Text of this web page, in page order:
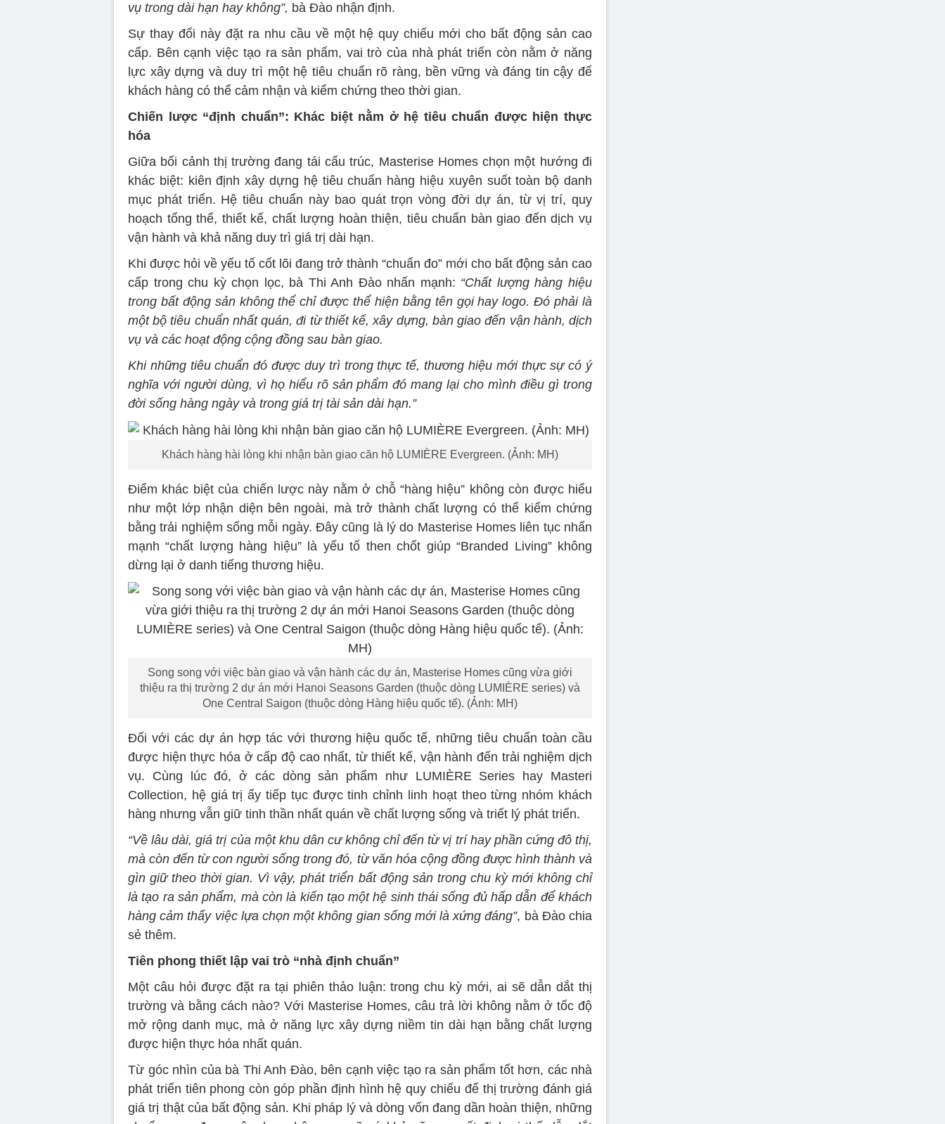
vụ trong dài hạn hay không”, bà Đào nhận định.
Sự thay đổi này đặt ra nhu cầu về một hệ quy chiếu mới cho bất động sản cao
cấp. Bên cạnh việc tạo ra sản phẩm, vai trò của nhà phát triển còn nằm ở năng
lực xây dựng và duy trì một hệ tiêu chuẩn rõ ràng, bền vững và đáng tin cậy để
khách hàng có thể cảm nhận và kiểm chứng theo thời gian.
Chiến lược “định chuẩn”: Khác biệt nằm ở hệ tiêu chuẩn được hiện thực
hóa
Giữa bối cảnh thị trường đang tái cấu trúc, Masterise Homes chọn một hướng đi
khác biệt: kiên định xây dựng hệ tiêu chuẩn hàng hiệu xuyên suốt toàn bộ danh
mục phát triển. Hệ tiêu chuẩn này bao quát trọn vòng đời dự án, từ vị trí, quy
hoạch tổng thể, thiết kế, chất lượng hoàn thiện, tiêu chuẩn bàn giao đến dịch vụ
vận hành và khả năng duy trì giá trị dài hạn.
Khi được hỏi về yếu tố cốt lõi đang trở thành “chuẩn đo” mới cho bất động sản cao
cấp trong chu kỳ chọn lọc, bà Thi Anh Đào nhấn mạnh: “Chất lượng hàng hiệu
trong bất động sản không thể chỉ được thể hiện bằng tên gọi hay logo. Đó phải là
một bộ tiêu chuẩn nhất quán, đi từ thiết kế, xây dựng, bàn giao đến vận hành, dịch
vụ và các hoạt động cộng đồng sau bàn giao.
Khi những tiêu chuẩn đó được duy trì trong thực tế, thương hiệu mới thực sự có ý
nghĩa với người dùng, vì họ hiểu rõ sản phẩm đó mang lại cho mình điều gì trong
đời sống hàng ngày và trong giá trị tài sản dài hạn.”
Khách hàng hài lòng khi nhận bàn giao căn hộ LUMIÈRE Evergreen. (Ảnh: MH)
Điểm khác biệt của chiến lược này nằm ở chỗ “hàng hiệu” không còn được hiểu
như một lớp nhận diện bên ngoài, mà trở thành chất lượng có thể kiểm chứng
bằng trải nghiệm sống mỗi ngày. Đây cũng là lý do Masterise Homes liên tục nhấn
mạnh “chất lượng hàng hiệu” là yếu tố then chốt giúp “Branded Living” không
dừng lại ở danh tiếng thương hiệu.
Song song với việc bàn giao và vận hành các dự án, Masterise Homes cũng vừa giới
thiệu ra thị trường 2 dự án mới Hanoi Seasons Garden (thuộc dòng LUMIÈRE series) và
One Central Saigon (thuộc dòng Hàng hiệu quốc tế). (Ảnh: MH)
Đối với các dự án hợp tác với thương hiệu quốc tế, những tiêu chuẩn toàn cầu
được hiện thực hóa ở cấp độ cao nhất, từ thiết kế, vận hành đến trải nghiệm dịch
vụ. Cùng lúc đó, ở các dòng sản phẩm như LUMIÈRE Series hay Masteri
Collection, hệ giá trị ấy tiếp tục được tinh chỉnh linh hoạt theo từng nhóm khách
hàng nhưng vẫn giữ tinh thần nhất quán về chất lượng sống và triết lý phát triển.
“Về lâu dài, giá trị của một khu dân cư không chỉ đến từ vị trí hay phần cứng đô thị,
mà còn đến từ con người sống trong đó, từ văn hóa cộng đồng được hình thành và
gìn giữ theo thời gian. Vì vậy, phát triển bất động sản trong chu kỳ mới không chỉ
là tạo ra sản phẩm, mà còn là kiến tạo một hệ sinh thái sống đủ hấp dẫn để khách
hàng cảm thấy việc lựa chọn một không gian sống mới là xứng đáng”, bà Đào chia
sẻ thêm.
Tiên phong thiết lập vai trò “nhà định chuẩn”
Một câu hỏi được đặt ra tại phiên thảo luận: trong chu kỳ mới, ai sẽ dẫn dắt thị
trường và bằng cách nào? Với Masterise Homes, câu trả lời không nằm ở tốc độ
mở rộng danh mục, mà ở năng lực xây dựng niềm tin dài hạn bằng chất lượng
được hiện thực hóa nhất quán.
Từ góc nhìn của bà Thi Anh Đào, bên cạnh việc tạo ra sản phẩm tốt hơn, các nhà
phát triển tiên phong còn góp phần định hình hệ quy chiếu để thị trường đánh giá
giá trị thật của bất động sản. Khi pháp lý và dòng vốn đang dần hoàn thiện, những